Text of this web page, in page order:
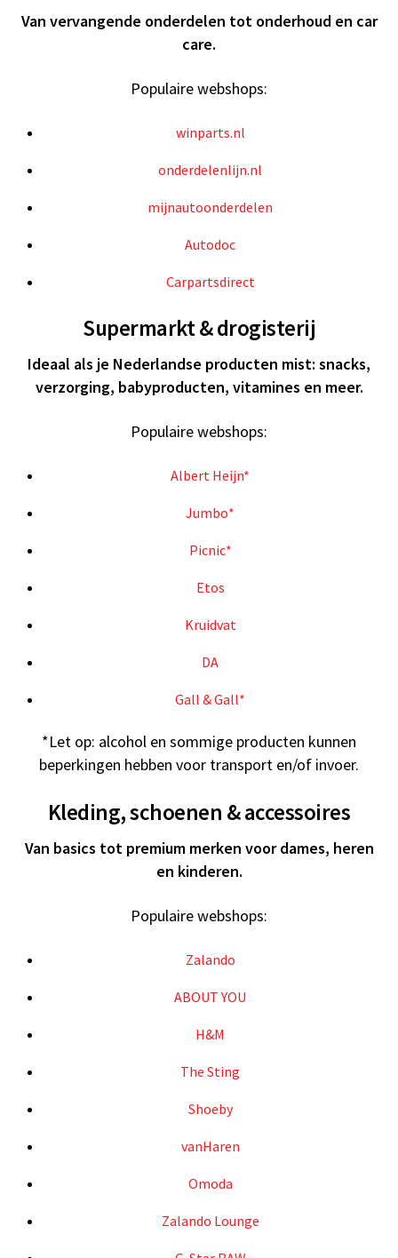
Van vervangende onderdelen tot onderhoud en car
care.
Populaire webshops:
winparts.nl
onderdelenlijn.nl
mijnautoonderdelen
Autodoc
Carpartsdirect
Supermarkt & drogisterij
Ideaal als je Nederlandse producten mist: snacks,
verzorging, babyproducten, vitamines en meer.
Populaire webshops:
Albert Heijn*
Jumbo*
Picnic*
Etos
Kruidvat
DA
Gall & Gall*
*Let op: alcohol en sommige producten kunnen
beperkingen hebben voor transport en/of invoer.
Kleding, schoenen & accessoires
Van basics tot premium merken voor dames, heren
en kinderen.
Populaire webshops:
Zalando
ABOUT YOU
H&M
The Sting
Shoeby
vanHaren
Omoda
Zalando Lounge